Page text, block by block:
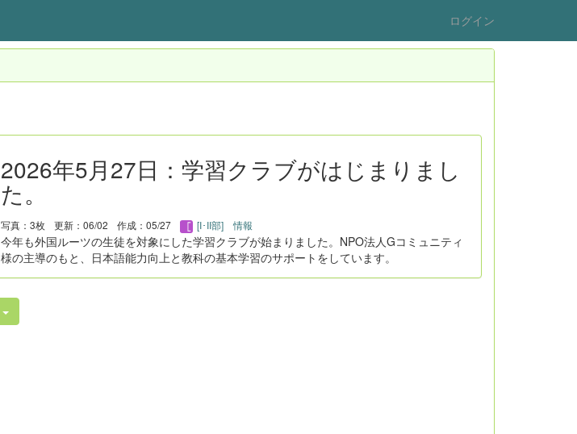
ログイン
2026年5月27日：学習クラブがはじまりまし
た。
写真：3枚 更新：06/02 作成：05/27 [I･II部] 情報
今年も外国ルーツの生徒を対象にした学習クラブが始まりました。NPO法人Gコミュニティ
様の主導のもと、日本語能力向上と教科の基本学習のサポートをしています。